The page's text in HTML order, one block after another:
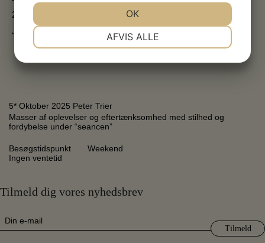
2. pinsedag
Jul & nytår
Lukket
5* November 2025 Ole Sørensen
Flot bygning. Skøn beliggenhed. Stor og flot Haugen udstilling.
Specialudstillingen med Carsten Frank var helt imponerende. Kan
Og en fin lille cafe med den skønneste udsigt ud over en lille sø.
Kommer gerne igen
Ingen ventetid
Tilmeld dig vores nyhedsbrev
AFVIS ALLE
OK